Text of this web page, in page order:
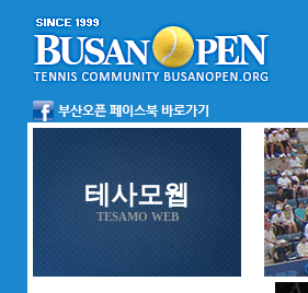
테사모웹
TESAMO WEB